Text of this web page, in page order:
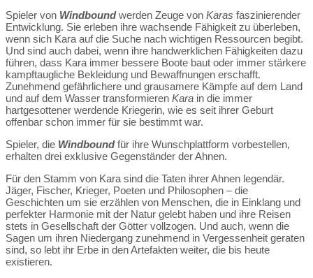
Spieler von Windboundwerden Zeuge von Karas faszinierender
Entwicklung. Sie erleben ihre wachsende Fähigkeit zu überleben,
wenn sich Kara auf die Suche nach wichtigen Ressourcen begibt.
Und sind auch dabei, wenn ihre handwerklichen Fähigkeiten dazu
führen, dass Kara immer bessere Boote baut oder immer stärkere
kampftaugliche Bekleidung und Bewaffnungen erschafft.
Zunehmend gefährlichere und grausamere Kämpfe auf dem Land
und auf dem Wasser transformieren Kara in die immer
hartgesottener werdende Kriegerin, wie es seit ihrer Geburt
offenbar schon immer für sie bestimmt war.
Spieler, die Windboundfür ihre Wunschplattform vorbestellen,
erhalten drei exklusive Gegenständer der Ahnen.
Für den Stamm von Kara sind die Taten ihrer Ahnen legendär.
Jäger, Fischer, Krieger, Poeten und Philosophen – die
Geschichten um sie erzählen von Menschen, die in Einklang und
perfekter Harmonie mit der Natur gelebt haben und ihre Reisen
stets in Gesellschaft der Götter vollzogen. Und auch, wenn die
Sagen um ihren Niedergang zunehmend in Vergessenheit geraten
sind, so lebt ihr Erbe in den Artefakten weiter, die bis heute
existieren.